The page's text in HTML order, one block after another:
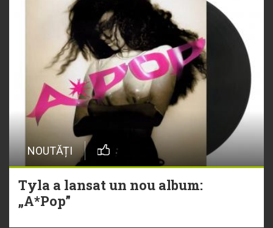
NOUTĂȚI
Tyla a lansat un nou album:
„A*Pop”